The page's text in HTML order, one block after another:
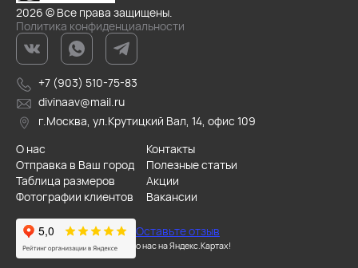
2026 © Все права защищены.
Политика конфиденциальности
+7 (903) 510-75-83
divinaav@mail.ru
г.Москва, ул.Крутицкий Вал, 14, офис 109
О нас
Контакты
Отправка в Ваш город
Полезные статьи
Таблица размеров
Акции
Фотографии клиентов
Вакансии
Оставьте отзыв
о нас на Яндекс.Картах!